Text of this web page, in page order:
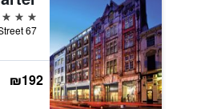
3 כוכבים
₪192